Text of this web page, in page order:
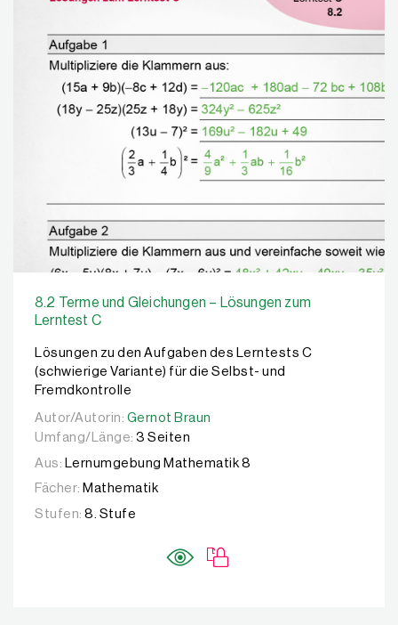
8.2 Terme und Gleichungen – Lösungen zum
Lerntest C
Lösungen zu den Aufgaben des Lerntests C
(schwierige Variante) für die Selbst- und
Fremdkontrolle
Autor/Autorin: Gernot Braun
Autor/Autorin: Gernot Braun
Umfang/Länge: 3 Seiten
Aus:
Lernumgebung Mathematik 8
Fächer: Mathematik
Stufen: 8. Stufe